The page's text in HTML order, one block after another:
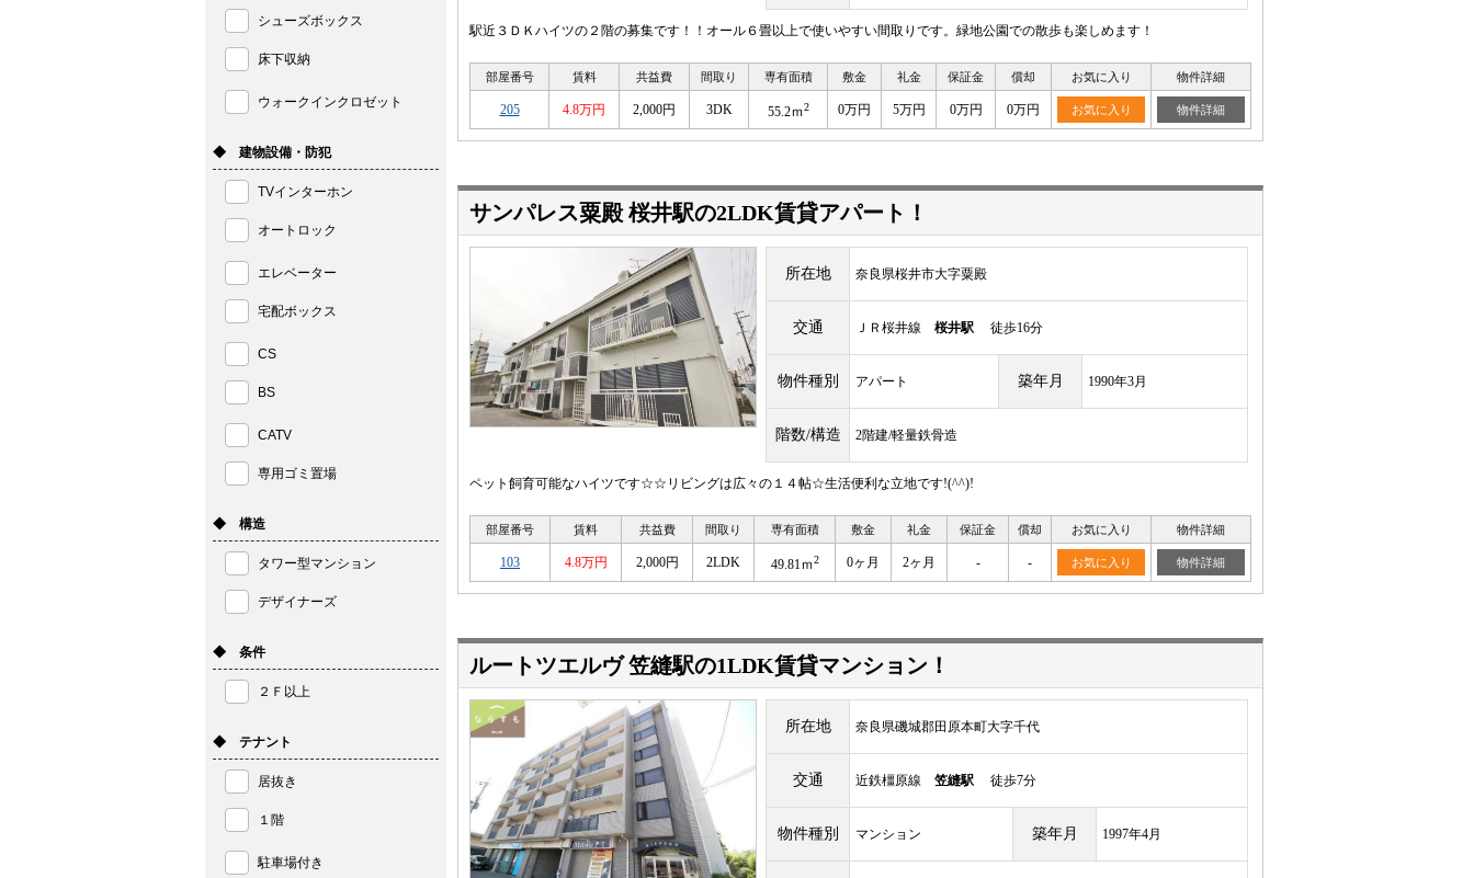
駅近３ＤＫハイツの２階の募集です！！オール６畳以上で使いやすい間取りです。緑地公園での散歩も楽しめます！
部屋番号 賃料 共益費 間取り 専有面積 敷金 礼金 保証金 償却 お気に入り 物件詳細
205 4.8万円 2,000円 3DK 55.2ｍ2 0万円 5万円 0万円 0万円 お気に入り 物件詳細
サンパレス粟殿 桜井駅の2LDK賃貸アパート！
所在地 奈良県桜井市大字粟殿
交通 ＪＲ桜井線 桜井駅 徒歩16分
物件種別 アパート 築年月 1990年3月
階数/構造 2階建/軽量鉄骨造
ペット飼育可能なハイツです☆☆リビングは広々の１４帖☆生活便利な立地です!(^^)!
部屋番号 賃料 共益費 間取り 専有面積 敷金 礼金 保証金 償却 お気に入り 物件詳細
103 4.8万円 2,000円 2LDK 49.81ｍ2 0ヶ月 2ヶ月 - - お気に入り 物件詳細
ルートツエルヴ 笠縫駅の1LDK賃貸マンション！
所在地 奈良県磯城郡田原本町大字千代
交通 近鉄橿原線 笠縫駅 徒歩7分
物件種別 マンション 築年月 1997年4月
シューズボックス
床下収納
ウォークインクロゼット
◆ 建物設備・防犯
TVインターホン
オートロック
エレベーター
宅配ボックス
CS
BS
CATV
専用ゴミ置場
◆ 構造
タワー型マンション
デザイナーズ
◆ 条件
２Ｆ以上
◆ テナント
居抜き
１階
駐車場付き